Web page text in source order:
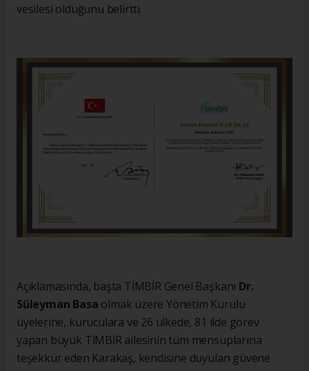
vesilesi olduğunu belirtti.
Açıklamasında, başta TİMBİR Genel Başkanı Dr.
Süleyman Basa olmak üzere Yönetim Kurulu
üyelerine, kuruculara ve 26 ülkede, 81 ilde görev
yapan büyük TİMBİR ailesinin tüm mensuplarına
teşekkür eden Karakaş, kendisine duyulan güvene